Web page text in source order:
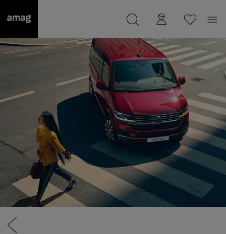
Il suo garage è stato salvato